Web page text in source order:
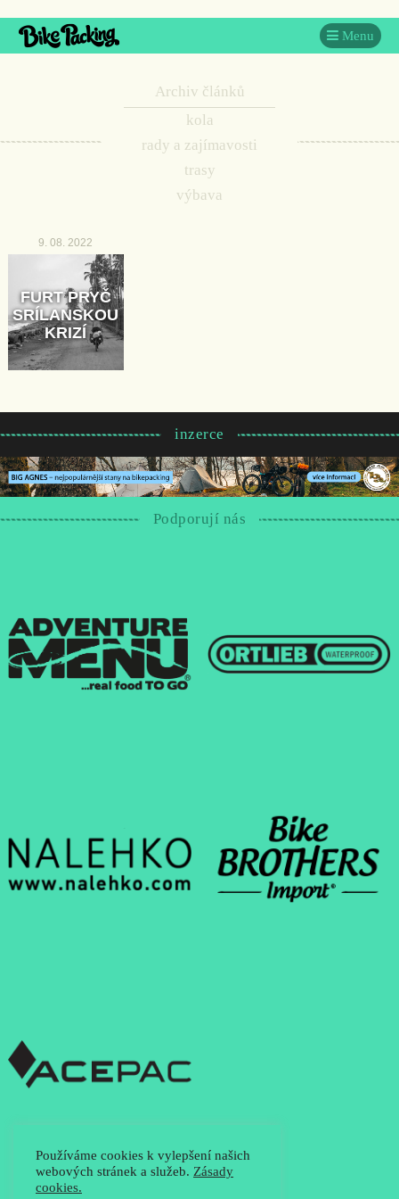
Menu
Archiv článků
kola
rady a zajímavosti
trasy
výbava
9. 08. 2022
FURT PRYČ
SRÍLANSKOU
KRIZÍ
inzerce
Podporují nás
Používáme cookies k vylepšení našich
webových stránek a služeb. Zásady
cookies.